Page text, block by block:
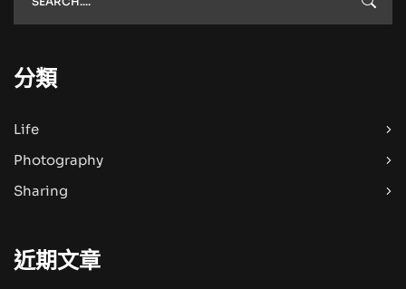
分類
Life
Photography
Sharing
近期文章